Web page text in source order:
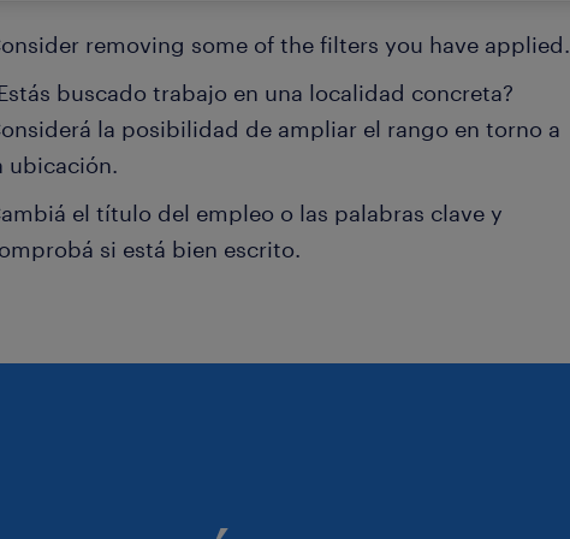
removing some of the filters you have applied.
buscado trabajo en una localidad concreta?
la posibilidad de ampliar el rango en torno a
ubicación.
el título del empleo o las palabras clave y
si está bien escrito.